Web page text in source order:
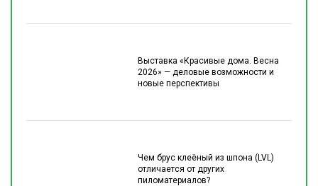
Выставка «Красивые дома. Весна
2026» — деловые возможности и
новые перспективы
Чем брус клеёный из шпона (LVL)
отличается от других
пиломатериалов?